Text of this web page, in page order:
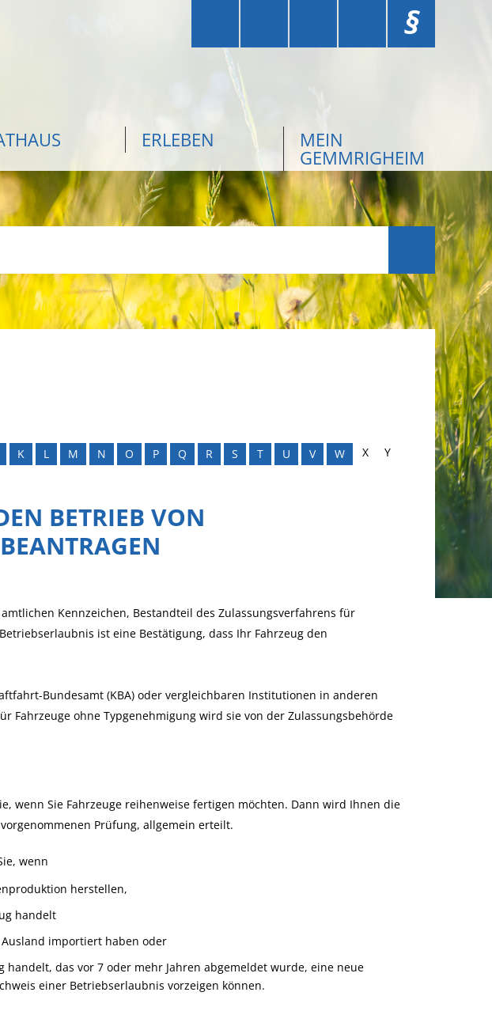
§
ERLEBEN MEIN
GEMMRIGHEIM
K L M N O P Q R S T U V W X
Y
BETRIEB VON
Kennzeichen, Bestandteil des Zulassungsverfahrens für
ist eine Bestätigung, dass Ihr Fahrzeug den
Bundesamt (KBA) oder vergleichbaren Institutionen in anderen
Fahrzeuge ohne Typgenehmigung wird sie von der Zulassungsbehörde
wenn Sie Fahrzeuge reihenweise fertigen möchten. Dann wird Ihnen die
Prüfung, allgemein erteilt.
wenn
herstellen,
handelt
Ausland importiert haben oder
handelt, das vor 7 oder mehr Jahren abgemeldet wurde, eine neue
einer Betriebserlaubnis vorzeigen können.